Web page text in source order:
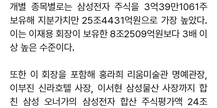
개별 종목별로는 삼성전자 주식을 3억39만1061주
보유해 지분가치만 25조4431억원으로 가장 높았다.
이는 이재용 회장이 보유한 8조2509억원보다 3배 이
상 높은 수준이다.
또한 이 회장을 포함해 홍라희 리움미술관 명예관장,
이부진 신라호텔 사장, 이서현 삼성물산 사장까지 합
친 삼성 오너가의 삼성전자 합산 주식평가액 24조